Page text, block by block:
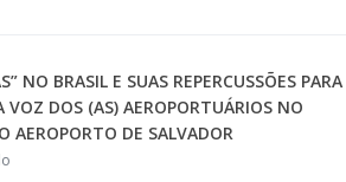
NO BRASIL E SUAS REPERCUSSÕES PARA
VOZ DOS (AS) AEROPORTUÁRIOS NO
AEROPORTO DE SALVADOR